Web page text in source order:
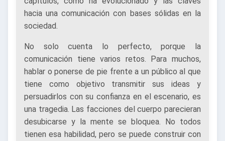
hacia una comunicación con bases sólidas en la
sociedad.
No solo cuenta lo perfecto, porque la
comunicación tiene varios retos. Para muchos,
hablar o ponerse de pie frente a un público al que
tiene como objetivo transmitir sus ideas y
persuadirlos con su confianza en el escenario, es
una tragedia. Las facciones del cuerpo parecieran
desubicarse y la mente se bloquea. No todos
tienen esa habilidad, pero se puede construir con